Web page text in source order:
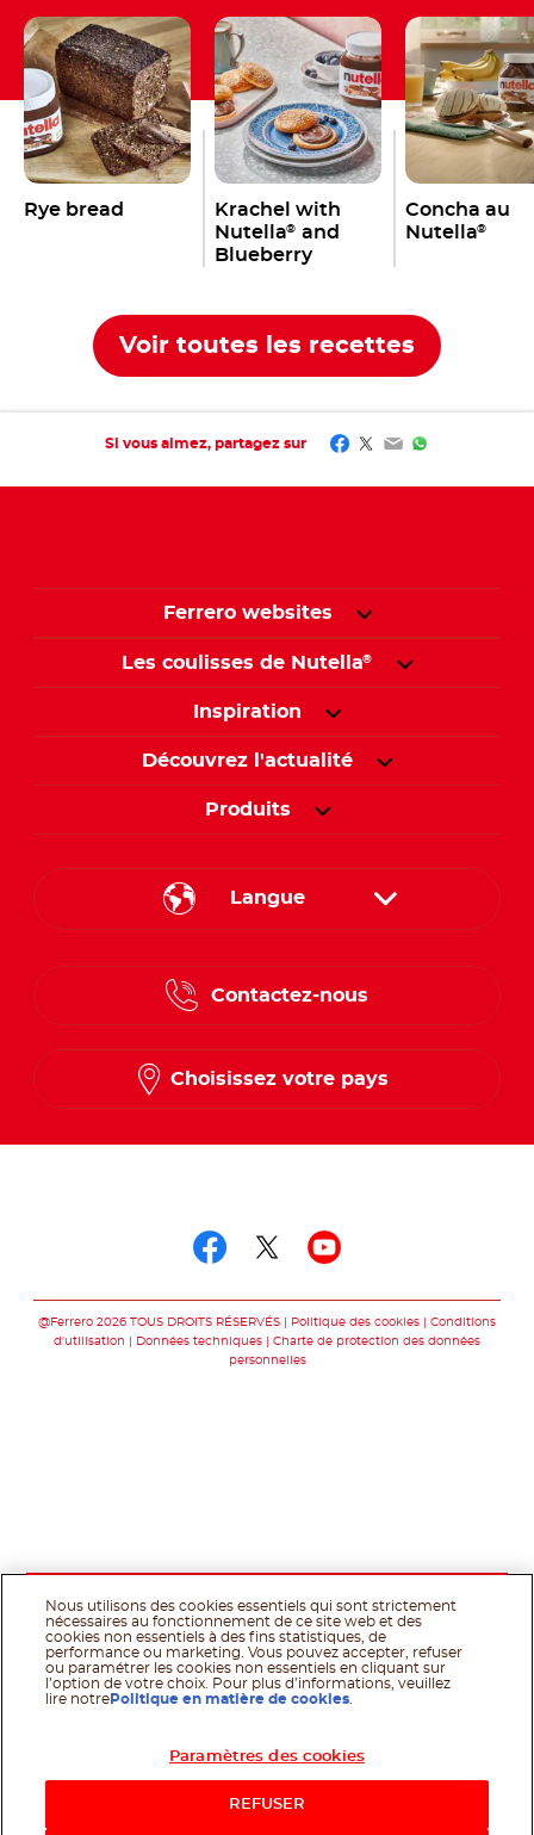
Rye bread
Krachel with
Nutella® and
Blueberry
Concha au
Nutella®
Voir toutes les recettes
Si vous aimez, partagez sur Facebook
Twitter
EmailWhatsApp
Ferrero websites
Les coulisses de Nutella®
Inspiration
Découvrez l'actualité
Produits
Langue
French
Contactez-nous
Choisissez votre pays
@Ferrero 2026 TOUS DROITS RÉSERVÉS Politique des cookies
Conditions
d'utilisation
Données techniques
Charte de protection des données
personnelles
Nous utilisons des cookies essentiels qui sont strictement
nécessaires au fonctionnement de ce site web et des
cookies non essentiels à des fins statistiques, de
performance ou marketing. Vous pouvez accepter, refuser
ou paramétrer les cookies non essentiels en cliquant sur
l’option de votre choix. Pour plus d’informations, veuillez
lire notre Politique en matière de cookies
Paramètres des cookies
REFUSER